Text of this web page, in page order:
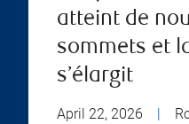
atteint de
sommets et
s’élargit
April 22, 2026 |